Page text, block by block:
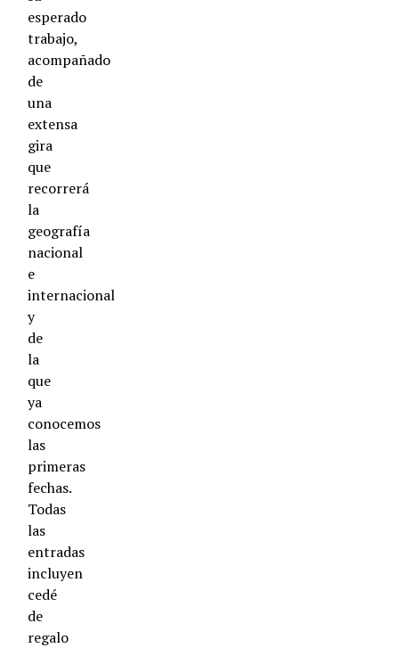
esperado
trabajo,
acompañado
de
una
extensa
gira
que
recorrerá
la
geografía
nacional
e
internacional
y
de
la
que
ya
conocemos
las
primeras
fechas.
Todas
las
entradas
incluyen
cedé
de
regalo